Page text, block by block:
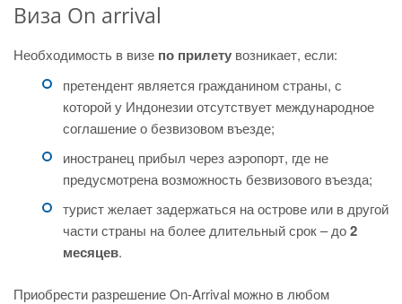
Виза On arrival
Необходимость в визе по прилету возникает, если:
претендент является гражданином страны, с
которой у Индонезии отсутствует международное
соглашение о безвизовом въезде;
иностранец прибыл через аэропорт, где не
предусмотрена возможность безвизового въезда;
турист желает задержаться на острове или в другой
части страны на более длительный срок – до2
месяцев.
Приобрести разрешение On-Arrival можно в любом